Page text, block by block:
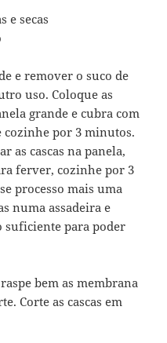
e secas
e remover o suco de
uso. Coloque as
grande e cubra com
cozinhe por 3 minutos.
as cascas na panela,
ferver, cozinhe por 3
processo mais uma
numa assadeira e
suficiente para poder
bem as membrana
Corte as cascas em